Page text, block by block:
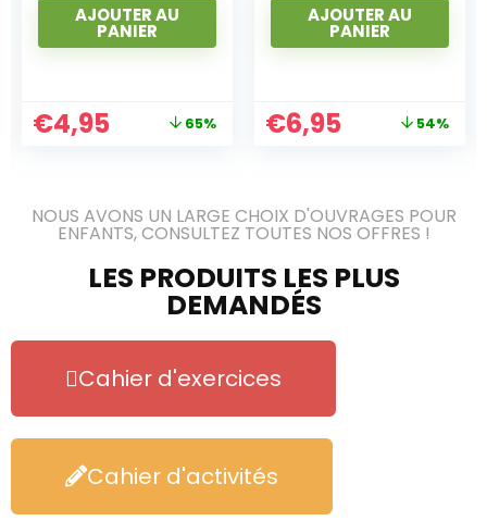
AJOUTER AU
PANIER
€4,95 65%
AJOUTER AU
PANIER
€6,95 54%
NOUS AVONS UN LARGE CHOIX D'OUVRAGES POUR
ENFANTS, CONSULTEZ TOUTES NOS OFFRES !
LES PRODUITS LES PLUS
DEMANDÉS
Cahier d'exercices
Cahier d'activités